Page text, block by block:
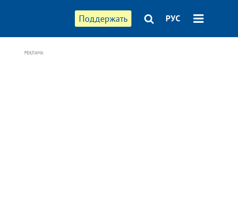
Поддержать РУС
РЕКЛАМА